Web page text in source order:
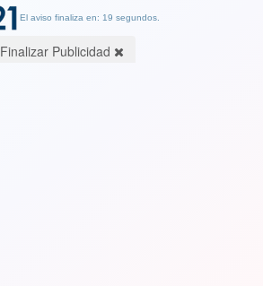
El aviso finaliza en: 19 segundos.
Finalizar Publicidad